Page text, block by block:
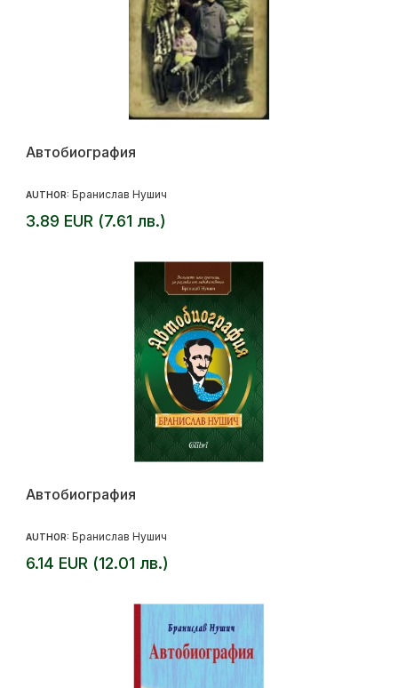
Автобиография
AUTHOR: Бранислав Нушич
3.89 EUR (7.61 лв.)
Автобиография
AUTHOR: Бранислав Нушич
6.14 EUR (12.01 лв.)